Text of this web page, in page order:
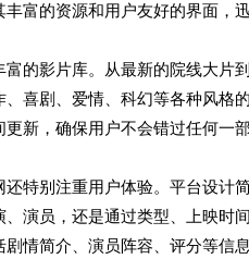
富的资源和用户友好的界面，
的影片库。从最新的院线大片
喜剧、爱情、科幻等各种风
新，确保用户不会错过任何一
特别注重用户体验。平台设
演员，还是通过类型、上映时
情简介、演员阵容、评分等信